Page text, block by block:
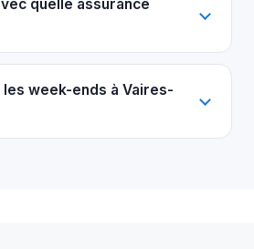
quelle assurance
week-ends à Vaires-